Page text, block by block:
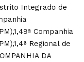
Integrado de
Companhia
Regional de
DA